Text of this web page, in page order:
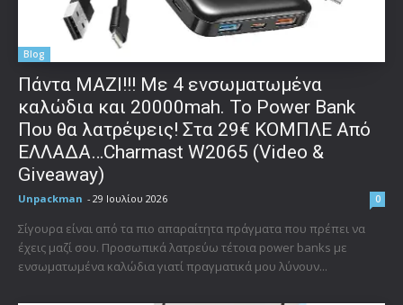
Blog
Πάντα ΜΑΖΙ!!! Με 4 ενσωματωμένα
καλώδια και 20000mah. Το Power Bank
Που θα λατρέψεις! Στα 29€ ΚΟΜΠΛΕ Από
ΕΛΛΑΔΑ…Charmast W2065 (Video &
Giveaway)
Unpackman - 29 Ιουλίου 2026 0
Σίγουρα είναι από τα πιο απαραίτητα πράγματα που πρέπει να
έχεις μαζί σου. Προσωπικά λατρεύω τέτοια power banks με
ενσωματωμένα καλώδια γιατί πραγματικά μου λύνουν...